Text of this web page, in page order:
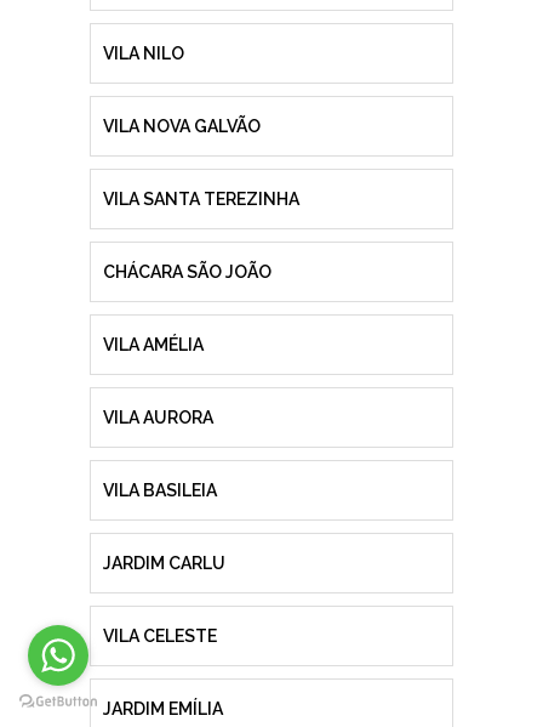
VILA NILO
VILA NOVA GALVÃO
VILA SANTA TEREZINHA
CHÁCARA SÃO JOÃO
VILA AMÉLIA
VILA AURORA
VILA BASILEIA
JARDIM CARLU
VILA CELESTE
JARDIM EMÍLIA